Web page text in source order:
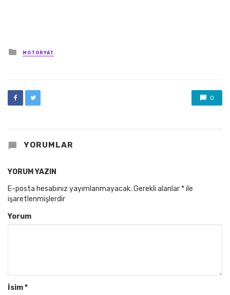
Posted
in
MOTORYAT
0
YORUMLAR
YORUM YAZIN
E-posta hesabınız yayımlanmayacak. Gerekli alanlar *ile
işaretlenmişlerdir
Yorum
İsim*